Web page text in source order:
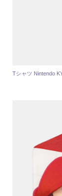
Tシャツ Nintendo